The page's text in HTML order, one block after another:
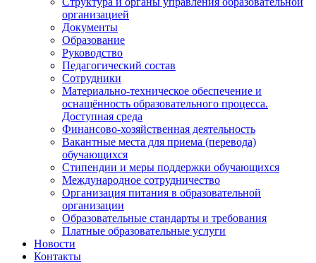
организацией
Документы
Образование
Руководство
Педагогический состав
Сотрудники
Материально-техническое обеспечение и
оснащённость образовательного процесса.
Доступная среда
Финансово-хозяйственная деятельность
Вакантные места для приема (перевода)
обучающихся
Стипендии и меры поддержки обучающихся
Международное сотрудничество
Организация питания в образовательной
организации
Образовательные стандарты и требования
Платные образовательные услуги
Новости
Контакты